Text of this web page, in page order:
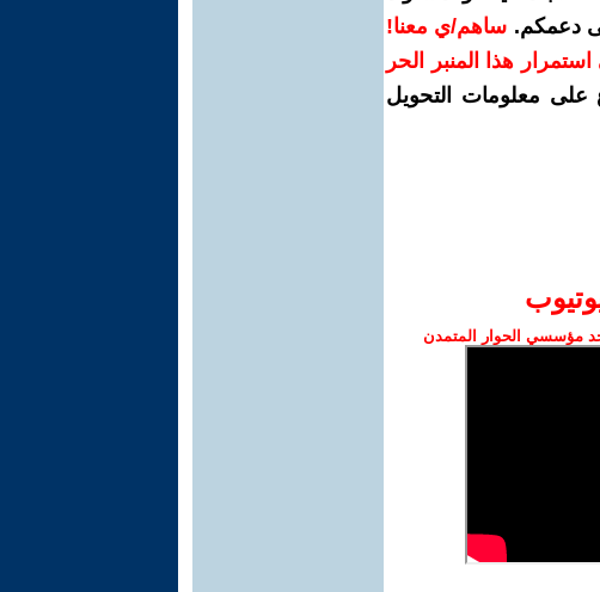
دعمكم. ساهم/ي معنا!
استمرار هذا المنبر الحر
على معلومات التحويل
مؤسسي الحوار المتمدن